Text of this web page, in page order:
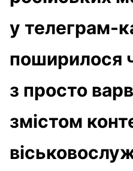
у телеграм-
поширилося
з просто
змістом